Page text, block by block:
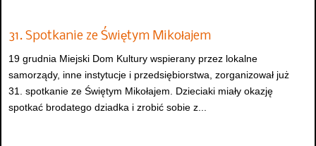
31. Spotkanie ze Świętym Mikołajem
19 grudnia Miejski Dom Kultury wspierany przez lokalne
samorządy, inne instytucje i przedsiębiorstwa, zorganizował już
31. spotkanie ze Świętym Mikołajem. Dzieciaki miały okazję
spotkać brodatego dziadka i zrobić sobie z...